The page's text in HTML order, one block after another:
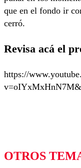
que en el fondo ir
cerró.
Revisa acá el
https://
OTROS